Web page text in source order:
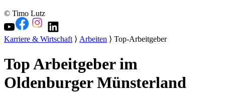
© Timo Lutz
Karriere & Wirtschaft⟩ Arbeiten ⟩ Top-Arbeitgeber
Top Arbeitgeber im
Oldenburger Münsterland